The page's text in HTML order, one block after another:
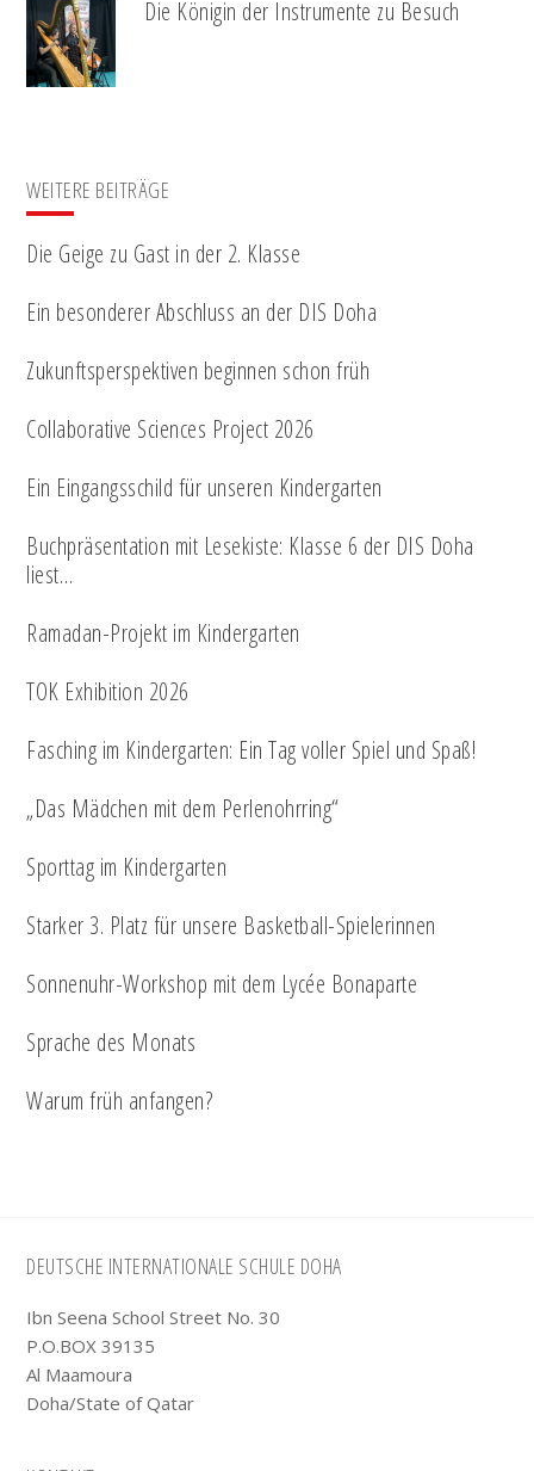
Die Königin der Instrumente zu Besuch
WEITERE BEITRÄGE
Die Geige zu Gast in der 2. Klasse
Ein besonderer Abschluss an der DIS Doha
Zukunftsperspektiven beginnen schon früh
Collaborative Sciences Project 2026
Ein Eingangsschild für unseren Kindergarten
Buchpräsentation mit Lesekiste: Klasse 6 der DIS Doha
liest…
Ramadan-Projekt im Kindergarten
TOK Exhibition 2026
Fasching im Kindergarten: Ein Tag voller Spiel und Spaß!
„Das Mädchen mit dem Perlenohrring“
Sporttag im Kindergarten
Starker 3. Platz für unsere Basketball-Spielerinnen
Sonnenuhr-Workshop mit dem Lycée Bonaparte
Sprache des Monats
Warum früh anfangen?
Footer
DEUTSCHE INTERNATIONALE SCHULE DOHA
Ibn Seena School Street No. 30
P.O.BOX 39135
Al Maamoura
Doha/State of Qatar